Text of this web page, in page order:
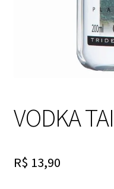
VODKA
R$ 13,90